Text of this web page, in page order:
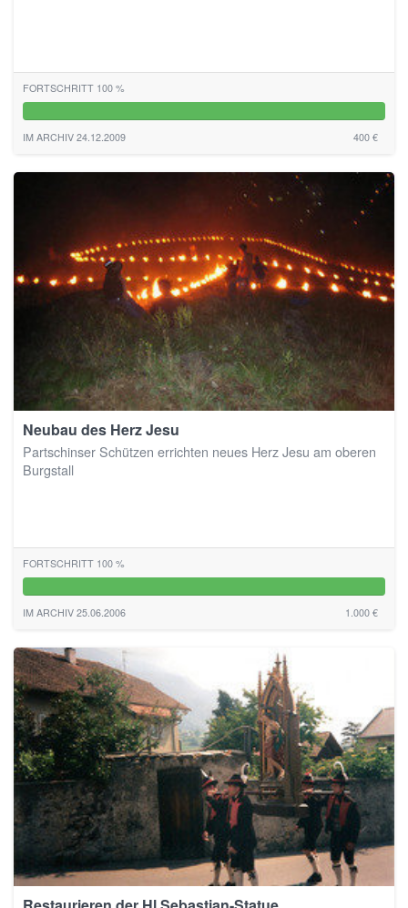
FORTSCHRITT 100 %
IM ARCHIV 24.12.2009 400 €
Neubau des Herz Jesu
Partschinser Schützen errichten neues Herz Jesu am oberen
Burgstall
FORTSCHRITT 100 %
IM ARCHIV 25.06.2006 1.000 €